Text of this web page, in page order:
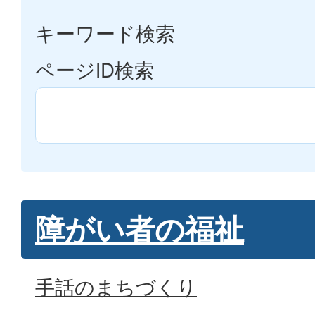
キーワード検索
ページID検索
障がい者の福祉
手話のまちづくり